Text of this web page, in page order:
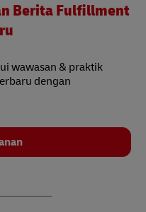
Berita Fulfillment
wawasan & praktik
dengan